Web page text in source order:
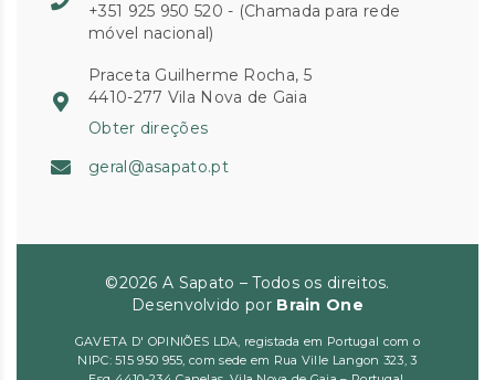
+351 925 950 520 - (Chamada para rede
móvel nacional)
Praceta Guilherme Rocha, 5
4410-277 Vila Nova de Gaia
Obter direções
geral@asapato.pt
©2026 A Sapato – Todos os direitos.
Desenvolvido por Brain One
GAVETA D' OPINIÕES LDA, registada em Portugal com o
NIPC: 515 950 955, com sede em Rua Ville Langon 323, 3